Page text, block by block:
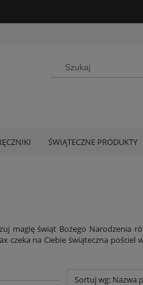
ŚWIĄTECZNE PRODUKTY
magię świąt Bożego Narodzenia
czeka na Ciebie świąteczna pościel
Sortuj wg: Nazwa